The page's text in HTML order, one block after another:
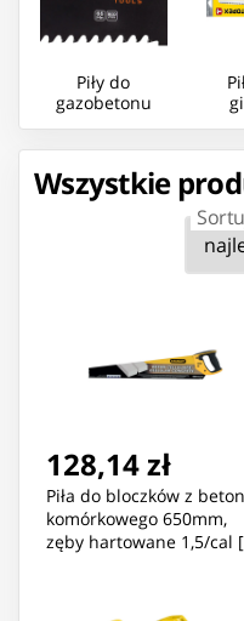
Piły do
gazobetonu
Wszystkie
128,14 zł
Piła do bloczków z
komórkowego 650mm,
zęby hartowane 1,5/cal